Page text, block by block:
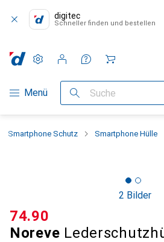
digitec
Schneller finden und bestellen
Navigation nach Kategorien
Menü Suche
Einstellungen
Kundenkonto
Vergleichslisten
Merklisten
Warenkorb
Smartphone Schutz Smartphone Hülle
2 Bilder
Noreve
CHF
74.90